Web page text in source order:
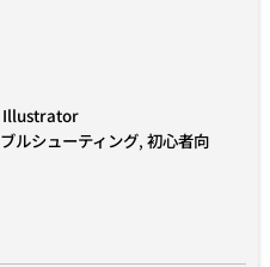
Illustrator
ルシューティング, 初心者向